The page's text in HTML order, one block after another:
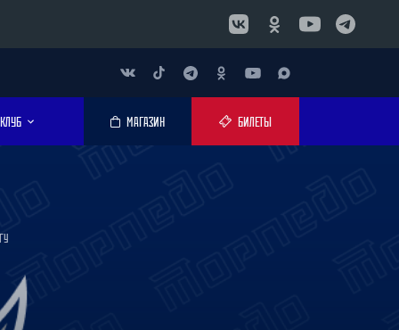
КЛУБ МАГАЗИН БИЛЕТЫ